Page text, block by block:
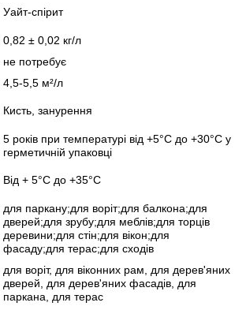
Уайт-спірит
0,82 ± 0,02 кг/л
не потребує
4,5-5,5 м²/л
Кисть, занурення
5 років при температурі від +5°С до +30°С у
герметичній упаковці
Від + 5°С до +35°С
для паркану;для воріт;для балкона;для
дверей;для зрубу;для меблів;для торців
деревини;для стін;для вікон;для
фасаду;для терас;для сходів
для воріт, для віконних рам, для дерев'яних
дверей, для дерев'яних фасадів, для
паркана, для терас